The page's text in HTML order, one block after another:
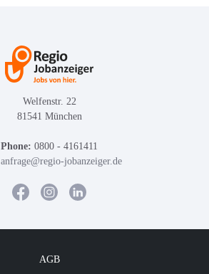
Welfenstr. 22
81541 München
Phone: 0800 - 4161411
anfrage@regio-jobanzeiger.de
AGB